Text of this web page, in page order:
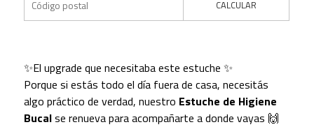
CALCULAR
✨El upgrade que necesitaba este estuche ✨
Porque si estás todo el día fuera de casa, necesitás
algo práctico de verdad, nuestro Estuche de Higiene
Bucalse renueva para acompañarte a donde vayas 🙌